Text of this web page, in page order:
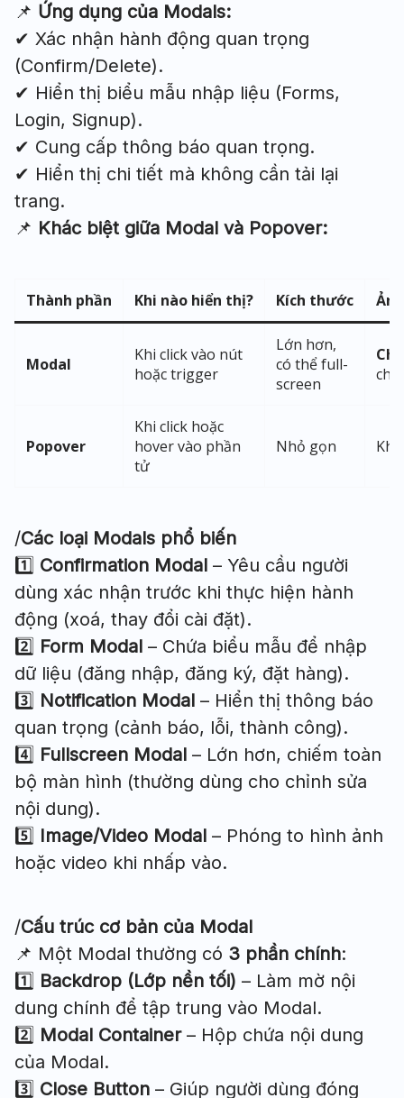
📌 Ứng dụng của Modals:
✔ Xác nhận hành động quan trọng
(Confirm/Delete).
✔ Hiển thị biểu mẫu nhập liệu (Forms,
Login, Signup).
✔ Cung cấp thông báo quan trọng.
✔ Hiển thị chi tiết mà không cần tải lại
trang.
📌 Khác biệt giữa Modal và Popover:
Thành phần Khi nào hiển thị? Kích thước
Modal
Khi click vào nút
hoặc trigger
Lớn hơn,
có thể full-
screen
Popover
Khi click hoặc
hover vào phần
tử
Nhỏ gọn
/Các loại Modals phổ biến
1️⃣ Confirmation Modal – Yêu cầu người
dùng xác nhận trước khi thực hiện hành
động (xoá, thay đổi cài đặt).
2️⃣ Form Modal – Chứa biểu mẫu để nhập
dữ liệu (đăng nhập, đăng ký, đặt hàng).
3️⃣ Notification Modal – Hiển thị thông báo
quan trọng (cảnh báo, lỗi, thành công).
4️⃣ Fullscreen Modal – Lớn hơn, chiếm toàn
bộ màn hình (thường dùng cho chỉnh sửa
nội dung).
5️⃣ Image/Video Modal – Phóng to hình ảnh
hoặc video khi nhấp vào.
/Cấu trúc cơ bản của Modal
📌 Một Modal thường có 3 phần chính:
1️⃣ Backdrop (Lớp nền tối) – Làm mờ nội
dung chính để tập trung vào Modal.
2️⃣ Modal Container– Hộp chứa nội dung
của Modal.
3️⃣ Close Button – Giúp người dùng đóng